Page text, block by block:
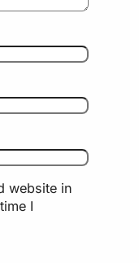
website in
I